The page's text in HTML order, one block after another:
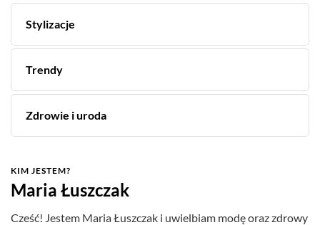
Stylizacje
Trendy
Zdrowie i uroda
KIM JESTEM?
Maria Łuszczak
Cześć! Jestem Maria Łuszczak i uwielbiam modę oraz zdrowy